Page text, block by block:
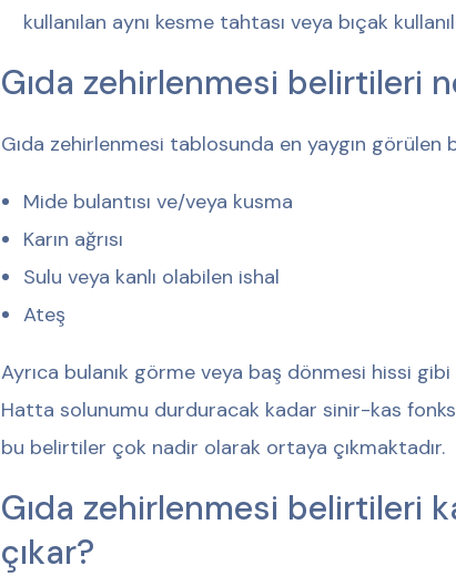
kullanılan aynı kesme tahtası veya bıçak
Gıda zehirlenmesi belirtileri
Gıda zehirlenmesi tablosunda en yaygın görülen
Mide bulantısı ve/veya kusma
Karın ağrısı
Sulu veya kanlı olabilen ishal
Ateş
Ayrıca bulanık görme veya baş dönmesi hissi
Hatta solunumu durduracak kadar sinir-kas
bu belirtiler çok nadir olarak ortaya çıkmaktadır.
Gıda zehirlenmesi belirtileri
çıkar?